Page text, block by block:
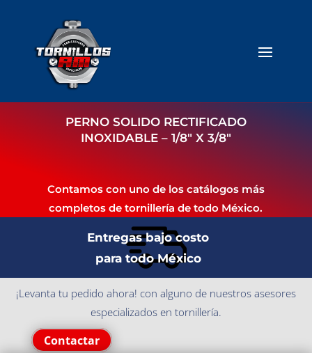
PERNO SOLIDO RECTIFICADO
INOXIDABLE – 1/8″ X 3/8″
Contamos con uno de los catálogos más
completos de tornillería de todo México.
Entregas bajo costo
para todo México
¡Levanta tu pedido ahora! con alguno de nuestros asesores
especializados en tornillería.
Contactar